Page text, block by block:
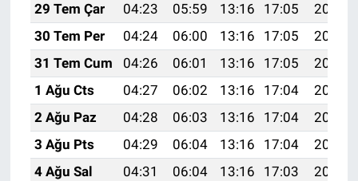
29 Tem Çar
04:23 05:59 13:16 17:05
20:22
30 Tem Per
04:24 06:00 13:16 17:05
20:22
31 Tem Cum
04:26 06:01 13:16 17:05
20:21
1 Ağu Cts
04:27 06:02 13:16 17:04
20:20
2 Ağu Paz
04:28 06:03 13:16 17:04
20:19
3 Ağu Pts
04:29 06:04 13:16 17:04
20:18
4 Ağu Sal
04:31 06:04 13:16 17:03
20:17